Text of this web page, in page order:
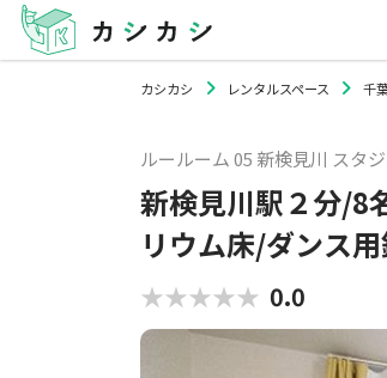
カシカシ レンタルスペース 千
ルールーム 05 新検見川 スタ
新検見川駅２分/8
リウム床/ダンス
★★★★★
★★★★★ 0.0